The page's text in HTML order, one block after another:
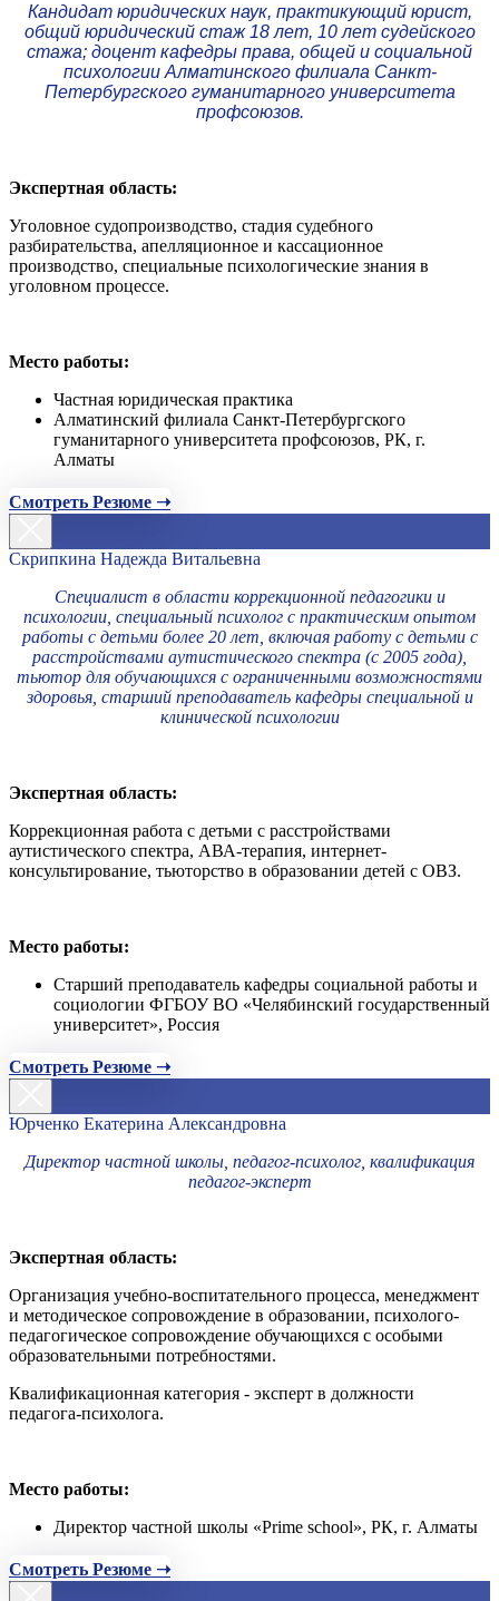
Кандидат юридических наук, практикующий юрист,
общий юридический стаж 18 лет, 10 лет судейского
стажа; доцент кафедры права, общей и социальной
психологии Алматинского филиала Санкт-
Петербургского гуманитарного университета
профсоюзов.
Экспертная область:
Уголовное судопроизводство, стадия судебного
разбирательства, апелляционное и кассационное
производство, специальные психологические знания в
уголовном процессе.
Место работы:
Частная юридическая практика
Алматинский филиала Санкт-Петербургского
гуманитарного университета профсоюзов, РК, г.
Алматы
Смотреть Резюме ➝
Скрипкина Надежда Витальевна
Специалист в области коррекционной педагогики и
психологии, специальный психолог с практическим опытом
работы с детьми более 20 лет, включая работу с детьми с
расстройствами аутистического спектра (с 2005 года),
тьютор для обучающихся с ограниченными возможностями
здоровья, старший преподаватель кафедры специальной и
клинической психологии
Экспертная область:
Коррекционная работа с детьми с расстройствами
аутистического спектра, АВА-терапия, интернет-
консультирование, тьюторство в образовании детей с ОВЗ.
Место работы:
Старший преподаватель кафедры социальной работы и
социологии ФГБОУ ВО «Челябинский государственный
университет», Россия
Смотреть Резюме ➝
Юрченко Екатерина Александровна
Директор частной школы, педагог-психолог, квалификация
педагог-эксперт
Экспертная область:
Организация учебно-воспитательного процесса, менеджмент
и методическое сопровождение в образовании, психолого-
педагогическое сопровождение обучающихся с особыми
образовательными потребностями.
Квалификационная категория - эксперт в должности
педагога-психолога.
Место работы:
Директор частной школы «Prime school», РК, г. Алматы
Смотреть Резюме ➝